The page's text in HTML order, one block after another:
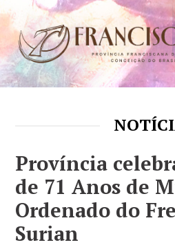
Província
de 71 Anos de
Ordenado do
Surian